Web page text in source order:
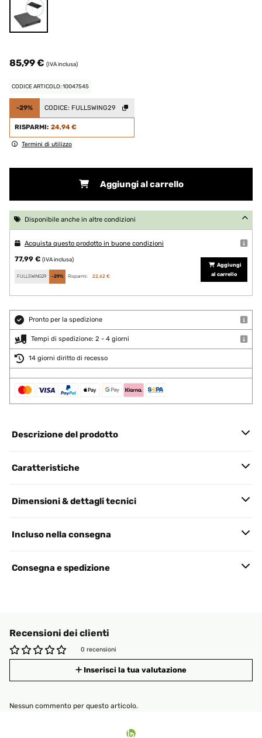
85,99 € (IVA inclusa)
CODICE ARTICOLO: 10047545
-29% CODICE: FULLSWING29
RISPARMI: 24,94 €
Termini di utilizzo
Aggiungi al carrello
Disponibile anche in altre condizioni
Acquista questo prodotto in buone condizioni
77,99 € (IVA inclusa)
FULLSWING29 -29% Risparmi: 22,62 €
Aggiungi
al carrello
Pronto per la spedizione
Tempi di spedizione: 2 - 4 giorni
14 giorni diritto di recesso
Descrizione del prodotto
Caratteristiche
Dimensioni & dettagli tecnici
Incluso nella consegna
Consegna e spedizione
Recensioni dei clienti
0 recensioni
Inserisci la tua valutazione
Nessun commento per questo articolo.